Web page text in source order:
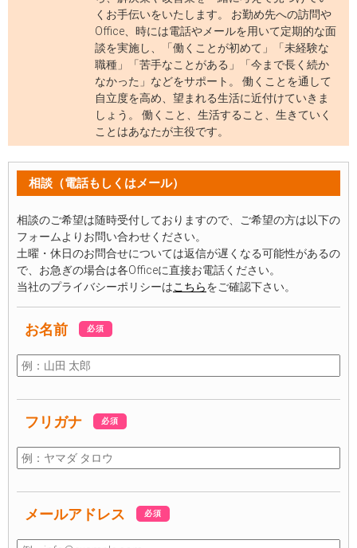
くお手伝いをいたします。 お勤め先への訪問や
Office、時には電話やメールを用いて定期的な面
談を実施し、「働くことが初めて」「未経験な
職種」「苦手なことがある」「今まで長く続か
なかった」などをサポート。 働くことを通して
自立度を高め、望まれる生活に近付けていきま
しょう。 働くこと、生活すること、生きていく
ことはあなたが主役です。
相談（電話もしくはメール）
相談のご希望は随時受付しておりますので、ご希望の方は以下の
フォームよりお問い合わせください。
土曜・休日のお問合せについては返信が遅くなる可能性があるの
で、お急ぎの場合は各Officeに直接お電話ください。
当社のプライバシーポリシーはこちらをご確認下さい。
お名前 必須
フリガナ 必須
メールアドレス 必須